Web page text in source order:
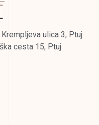
ulica 3, Ptuj
cesta 15, Ptuj